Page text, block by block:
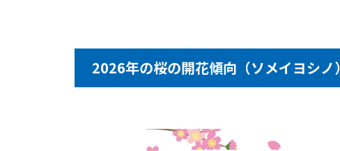
2026年の桜の開花傾向（ソメイヨシノ）